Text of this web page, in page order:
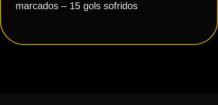
marcados – 15 gols sofridos